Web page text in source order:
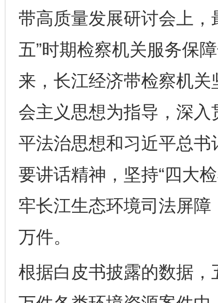
带高质量发展研讨会上，
五”时期检察机关服务保
来，长江经济带检察机
会主义思想为指导，深
平法治思想和习近平总
要讲话精神，坚持“四大
牢长江生态环境司法屏
万件。
根据白皮书披露的数据